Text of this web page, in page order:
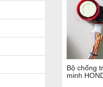
Bộ chống
minh